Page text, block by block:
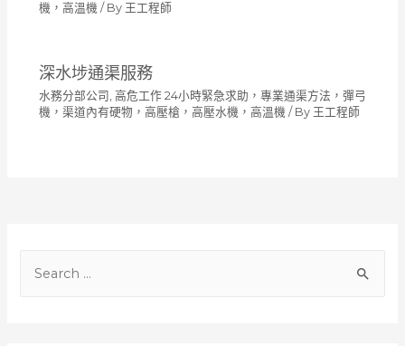
機，高溫機 / By 王工程師
深水埗通渠服務
水務分部公司 高危工作 24小時緊急求助，專業通渠方法，彈弓
機，渠道內有硬物，高壓槍，高壓水機，高溫機 / By 王工程師